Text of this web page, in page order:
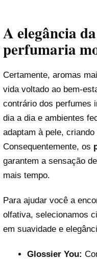
A elegância
perfumaria
Certamente, aromas
vida voltado ao bem-
contrário dos perfumes
dia a dia e ambientes
adaptam à pele,
Consequentemente, os
garantem a sensação
mais tempo.
Para ajudar você a
olfativa, selecionamos
em suavidade e
Glossier You: